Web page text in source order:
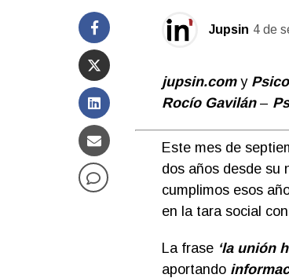
Jupsin 4 de
jupsin.comy
Rocío Gavilán–
Este mes de
dos años desde su
cumplimos esos
en la tara social
La frase ‘la unión
aportando